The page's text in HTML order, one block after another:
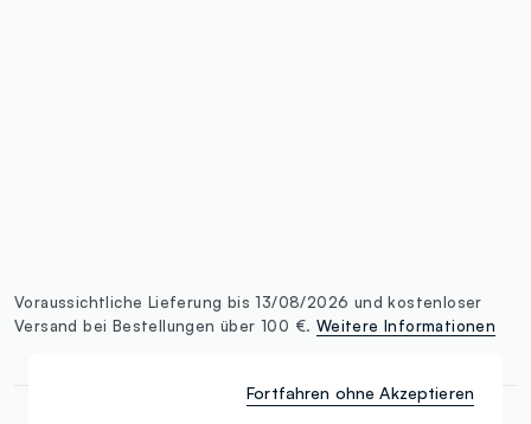
Voraussichtliche Lieferung bis 13/08/2026 und kostenloser
Versand bei Bestellungen über 100 €. Weitere Informationen
Fortfahren ohne Akzeptieren